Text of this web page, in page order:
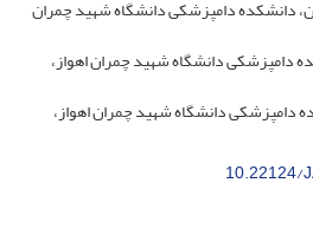
دانشکده دامپزشکی دانشگاه شهید چمران
دامپزشکی دانشگاه شهید چمران اهواز،
دامپزشکی دانشگاه شهید چمران اهواز،
10.22124/